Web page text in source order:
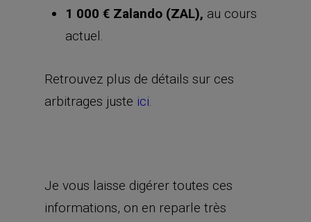
1 000 € Zalando (ZAL), au cours
actuel.
Retrouvez plus de détails sur ces
arbitrages juste ici.
Je vous laisse digérer toutes ces
informations, on en reparle très